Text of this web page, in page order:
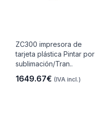
ZC300 impresora de
tarjeta plástica Pintar por
sublimación/Tran..
1649.67€ (IVA incl.)